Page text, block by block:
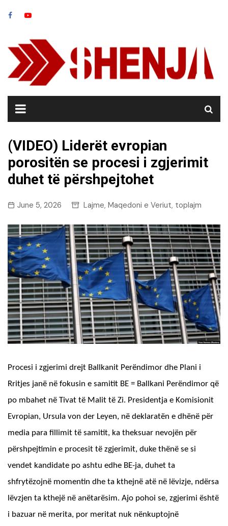
(VIDEO) Liderët evropian
porositën se procesi i zgjerimit
duhet të përshpejtohet
June 5, 2026 Lajme, Maqedoni e Veriut, toplajm
Procesi i zgjerimi drejt Ballkanit Perëndimor dhe Plani i
Rritjes janë në fokusin e samitit BE = Ballkani Perëndimor që
po mbahet në Tivat të Malit të Zi. Presidentja e Komisionit
Evropian, Ursula von der Leyen, në deklaratën e dhënë për
media para fillimit të samitit, ka theksuar nevojën për
përshpejtimin e procesit të zgjerimit, duke thënë se si
vendet kandidate po ashtu edhe BE-ja, duhet ta
shfrytëzojnë momentin dhe ta kthejnë atë në lëvizje, ndërsa
lëvzjen ta kthejë në anëtarësim. Ajo pohoi se, zgjerimi është
i bazuar në merita, por meritat nuk nënkuptojnë